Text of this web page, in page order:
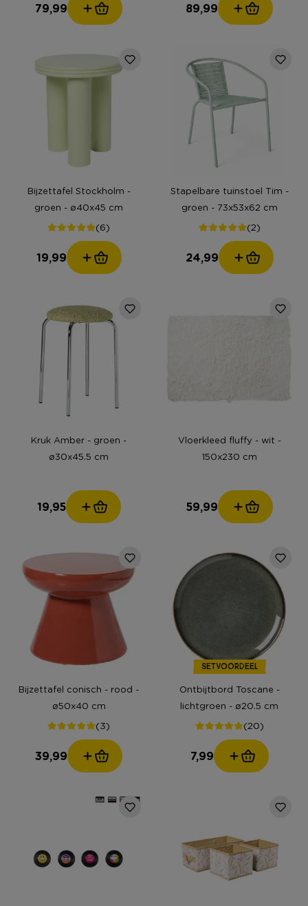
79,99 89,99
Bijzettafel Stockholm -
groen - ø40x45 cm
(6)
19,99
Stapelbare tuinstoel Tim -
groen - 73x53x62 cm
(2)
24,99
Kruk Amber - groen -
ø30x45.5 cm
19,95
Vloerkleed fluffy - wit -
150x230 cm
59,99
Bijzettafel conisch - rood -
ø50x40 cm
(3)
39,99
SETVOORDEEL
Ontbijtbord Toscane -
lichtgroen - ø20.5 cm
(20)
7,99